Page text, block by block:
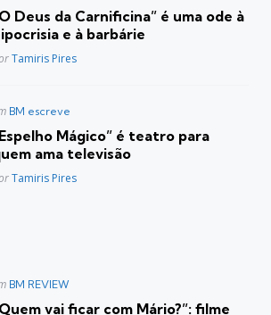
Deus da Carnificina” é uma ode à
e à barbárie
Tamiris Pires
BM escreve
Mágico” é teatro para
ama televisão
Tamiris Pires
BM REVIEW
vai ficar com Mário?”: filme